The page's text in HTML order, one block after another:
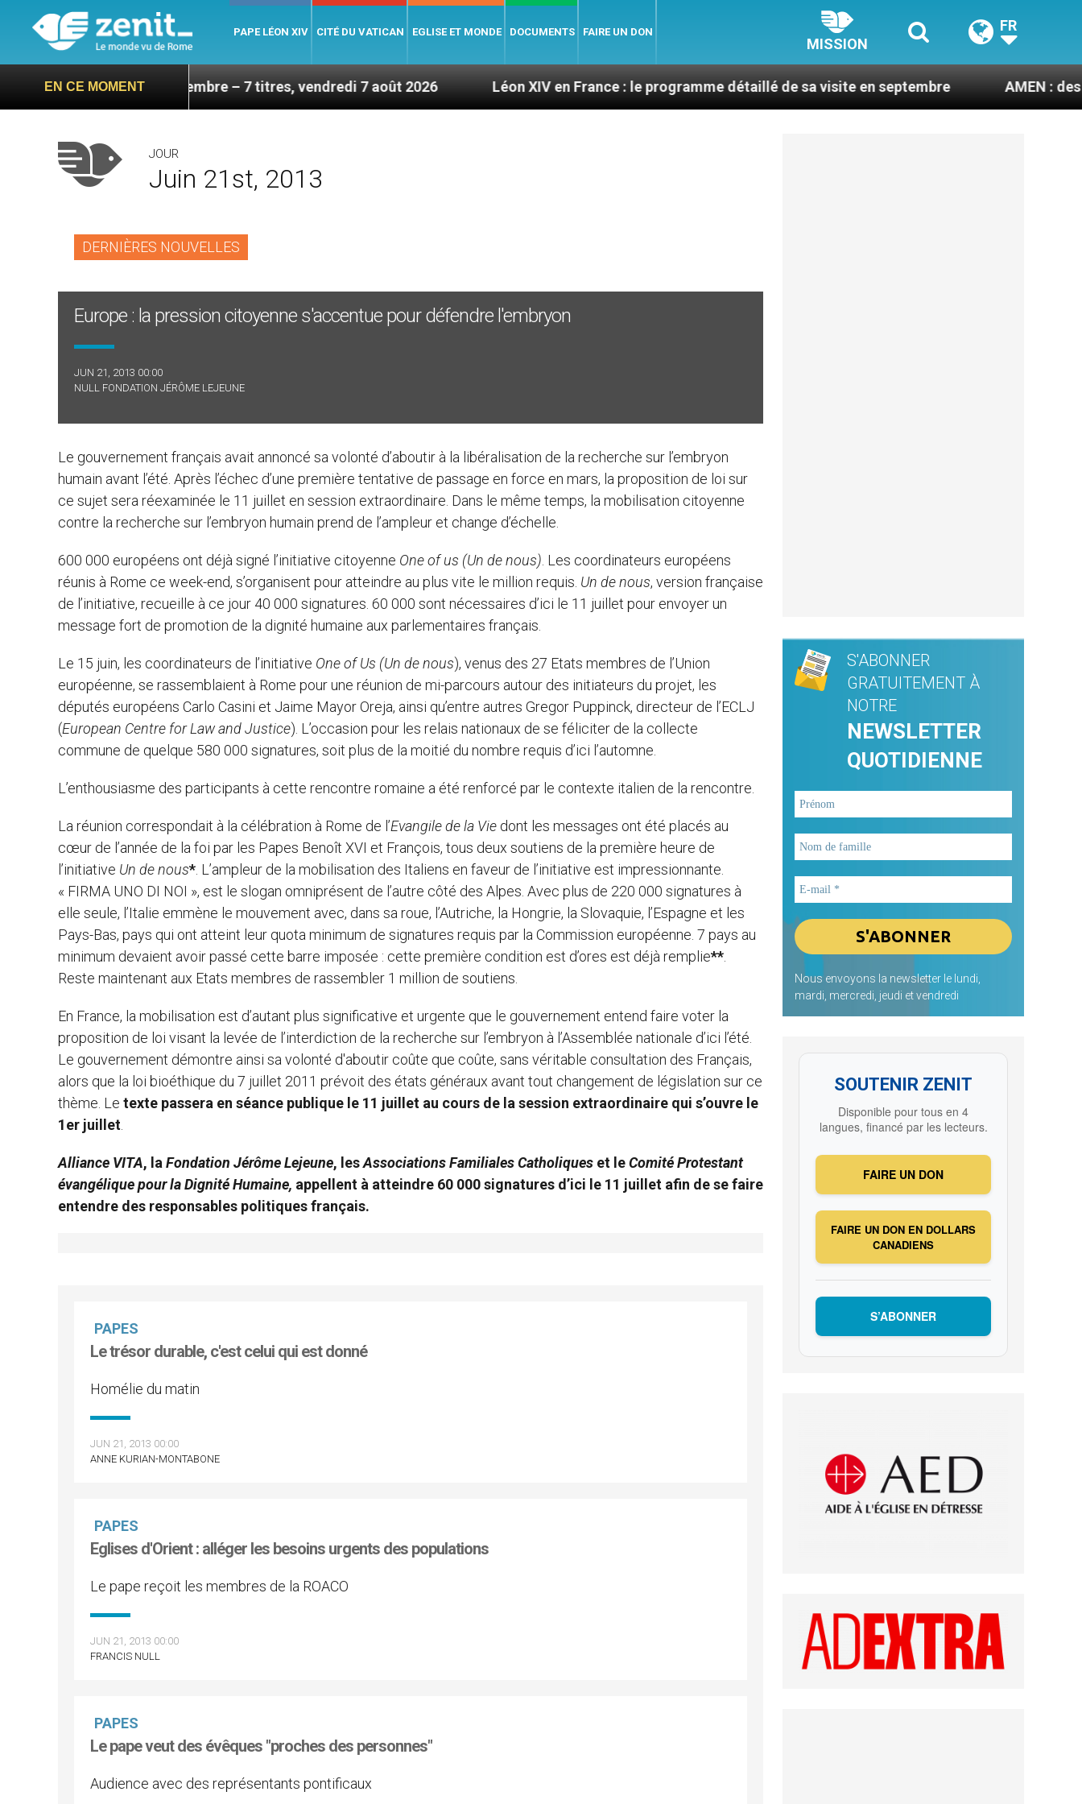
PAPE LÉON XIV CITÉ DU VATICAN EGLISE ET MONDE DOCUMENTS FAIRE UN DON
MISSION
FR
EN CE MOMENT
sa visite en septembre – 7 titres, vendredi 7 août 2026 Léon XIV en France : le programme détaillé de sa visite en septembre AMEN : des prêtres à
JOUR
Juin 21st, 2013
DERNIÈRES NOUVELLES
Europe : la pression citoyenne s'accentue pour défendre l'embryon
JUN 21, 2013 00:00
NULL FONDATION JÉRÔME LEJEUNE
Le gouvernement français avait annoncé sa volonté d’aboutir à la libéralisation de la recherche sur l’embryon
humain avant l’été. Après l’échec d’une première tentative de passage en force en mars, la proposition de loi sur
ce sujet sera réexaminée le 11 juillet en session extraordinaire. Dans le même temps, la mobilisation citoyenne
contre la recherche sur l’embryon humain prend de l’ampleur et change d’échelle.
600 000 européens ont déjà signé l’initiative citoyenne One of us (Un de nous) . Les coordinateurs européens
réunis à Rome ce week-end, s’organisent pour atteindre au plus vite le million requis. Un de nous, version française
de l’initiative, recueille à ce jour 40 000 signatures. 60 000 sont nécessaires d’ici le 11 juillet pour envoyer un
message fort de promotion de la dignité humaine aux parlementaires français.
Le 15 juin, les coordinateurs de l’initiative One of Us (Un de nous), venus des 27 Etats membres de l’Union
européenne, se rassemblaient à Rome pour une réunion de mi-parcours autour des initiateurs du projet, les
députés européens Carlo Casini et Jaime Mayor Oreja, ainsi qu’entre autres Gregor Puppinck, directeur de l’ECLJ
(European Centre for Law and Justice). L’occasion pour les relais nationaux de se féliciter de la collecte
commune de quelque 580 000 signatures, soit plus de la moitié du nombre requis d’ici l’automne.
L’enthousiasme des participants à cette rencontre romaine a été renforcé par le contexte italien de la rencontre.
La réunion correspondait à la célébration à Rome de l’Evangile de la Vie dont les messages ont été placés au
cœur de l’année de la foi par les Papes Benoît XVI et François, tous deux soutiens de la première heure de
l’initiative Un de nous* . L’ampleur de la mobilisation des Italiens en faveur de l’initiative est impressionnante.
« FIRMA UNO DI NOI », est le slogan omniprésent de l’autre côté des Alpes. Avec plus de 220 000 signatures à
elle seule, l’Italie emmène le mouvement avec, dans sa roue, l’Autriche, la Hongrie, la Slovaquie, l’Espagne et les
Pays-Bas, pays qui ont atteint leur quota minimum de signatures requis par la Commission européenne. 7 pays au
minimum devaient avoir passé cette barre imposée : cette première condition est d’ores est déjà remplie**
Reste maintenant aux Etats membres de rassembler 1 million de soutiens.
En France, la mobilisation est d’autant plus significative et urgente que le gouvernement entend faire voter la
proposition de loi visant la levée de l’interdiction de la recherche sur l’embryon à l’Assemblée nationale d’ici l’été.
Le gouvernement démontre ainsi sa volonté d'aboutir coûte que coûte, sans véritable consultation des Français,
alors que la loi bioéthique du 7 juillet 2011 prévoit des états généraux avant tout changement de législation sur ce
thème. Le texte passera en séance publique le 11 juillet au cours de la session extraordinaire qui s’ouvre le
1er juillet
Alliance VITA, la Fondation Jérôme Lejeune, lesAssociations Familiales Catholiques et leComité Protestant
évangélique pour la Dignité Humaine, appellent à atteindre 60 000 signatures d’ici le 11 juillet afin de se faire
entendre des responsables politiques français.
PAPES
Le trésor durable, c'est celui qui est donné
Homélie du matin
JUN 21, 2013 00:00
ANNE KURIAN-MONTABONE
PAPES
Eglises d'Orient : alléger les besoins urgents des populations
Le pape reçoit les membres de la ROACO
JUN 21, 2013 00:00
FRANCIS NULL
PAPES
Le pape veut des évêques "proches des personnes"
Audience avec des représentants pontificaux
S'ABONNER
GRATUITEMENT À
NOTRE
NEWSLETTER
QUOTIDIENNE
Nous envoyons la newsletter le lundi,
mardi, mercredi, jeudi et vendredi
SOUTENIR ZENIT
Disponible pour tous en 4
langues, financé par les lecteurs.
FAIRE UN DON
FAIRE UN DON EN DOLLARS
CANADIENS
S’ABONNER